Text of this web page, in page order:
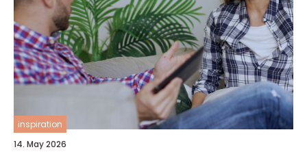
inspiration
14. May 2026